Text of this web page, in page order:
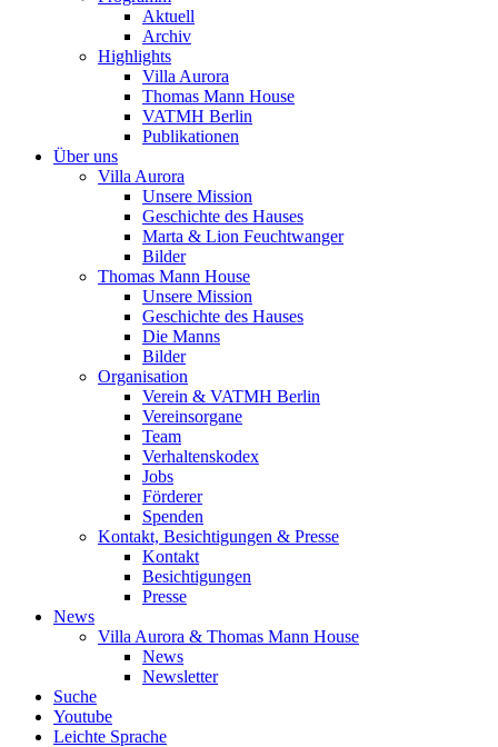
Aktuell
Archiv
Highlights
Villa Aurora
Thomas Mann House
VATMH Berlin
Publikationen
Über uns
Villa Aurora
Unsere Mission
Geschichte des Hauses
Marta & Lion Feuchtwanger
Bilder
Thomas Mann House
Unsere Mission
Geschichte des Hauses
Die Manns
Bilder
Organisation
Verein & VATMH Berlin
Vereinsorgane
Team
Verhaltenskodex
Jobs
Förderer
Spenden
Kontakt, Besichtigungen & Presse
Kontakt
Besichtigungen
Presse
News
Villa Aurora & Thomas Mann House
News
Newsletter
Suche
Youtube
Leichte Sprache